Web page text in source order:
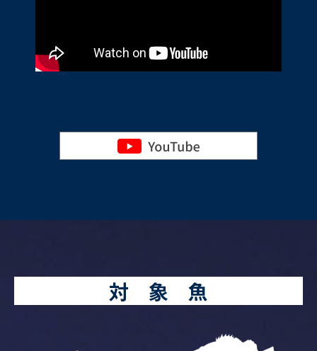
対 象 魚